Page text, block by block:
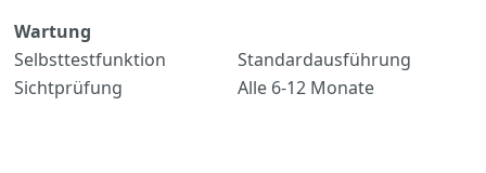
Wartung
Selbsttestfunktion
Standardausführung
Sichtprüfung
Alle 6-12 Monate